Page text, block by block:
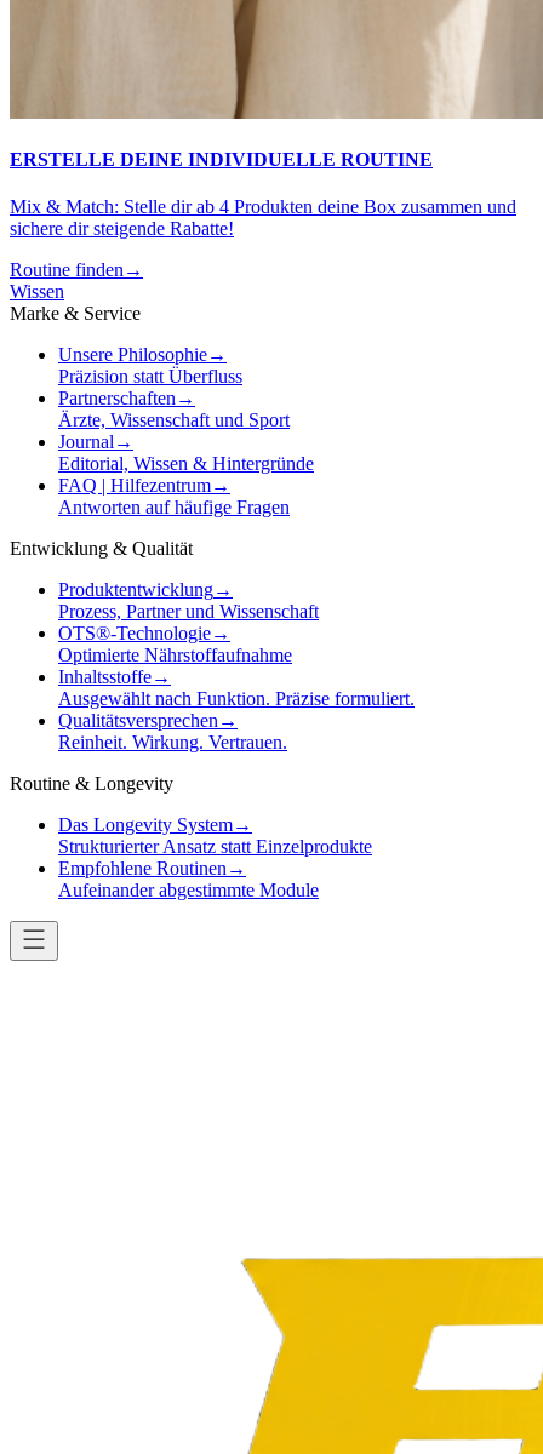
ERSTELLE DEINE INDIVIDUELLE ROUTINE
Mix & Match: Stelle dir ab 4 Produkten deine Box zusammen und
sichere dir steigende Rabatte!
Routine finden→
Wissen
Marke & Service
Unsere Philosophie→
Präzision statt Überfluss
Partnerschaften→
Ärzte, Wissenschaft und Sport
Journal→
Editorial, Wissen & Hintergründe
FAQ | Hilfezentrum→
Antworten auf häufige Fragen
Entwicklung & Qualität
Produktentwicklung→
Prozess, Partner und Wissenschaft
OTS®-Technologie→
Optimierte Nährstoffaufnahme
Inhaltsstoffe→
Ausgewählt nach Funktion. Präzise formuliert.
Qualitätsversprechen→
Reinheit. Wirkung. Vertrauen.
Routine & Longevity
Das Longevity System→
Strukturierter Ansatz statt Einzelprodukte
Empfohlene Routinen→
Aufeinander abgestimmte Module